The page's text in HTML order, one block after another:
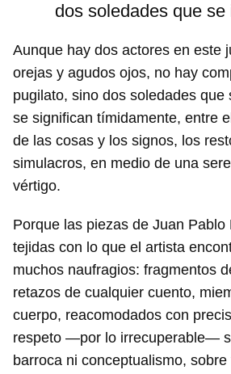
dos soledades que se
Aunque hay dos actores en este
orejas y agudos ojos, no hay
pugilato, sino dos soledades que
se significan tímidamente, entre
de las cosas y los signos, los
simulacros, en medio de una
vértigo.
Porque las piezas de Juan Pablo
tejidas con lo que el artista
muchos naufragios: fragmentos
retazos de cualquier cuento,
cuerpo, reacomodados con
respeto —por lo irrecuperable—
barroca ni conceptualismo,